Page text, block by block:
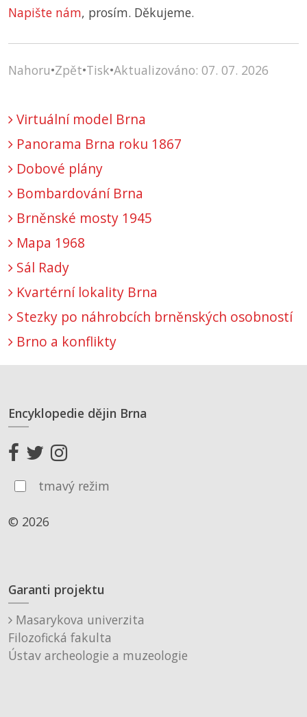
Napište nám, prosím. Děkujeme.
Nahoru•Zpět•Tisk•Aktualizováno: 07. 07. 2026
Virtuální model Brna
Panorama Brna roku 1867
Dobové plány
Bombardování Brna
Brněnské mosty 1945
Mapa 1968
Sál Rady
Kvartérní lokality Brna
Stezky po náhrobcích brněnských osobností
Brno a konflikty
Encyklopedie dějin Brna
tmavý režim
© 2026
Garanti projektu
Masarykova univerzita
Filozofická fakulta
Ústav archeologie a muzeologie